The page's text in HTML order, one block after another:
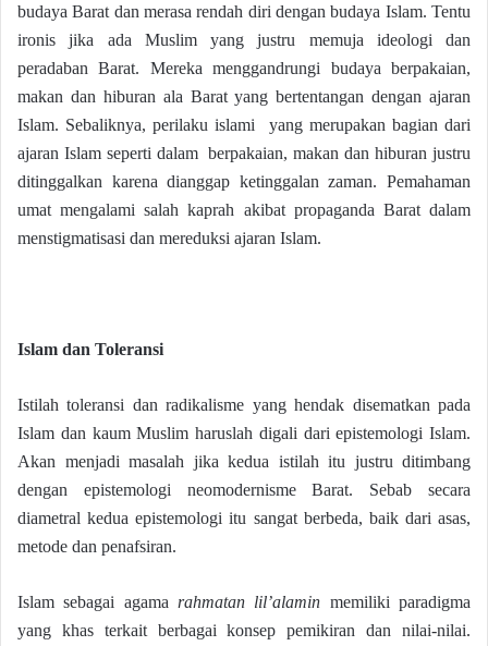
budaya Barat dan merasa rendah diri dengan budaya Islam. Tentu
ironis jika ada Muslim yang justru memuja ideologi dan
peradaban Barat. Mereka menggandrungi budaya berpakaian,
makan dan hiburan ala Barat yang bertentangan dengan ajaran
Islam. Sebaliknya, perilaku islami yang merupakan bagian dari
ajaran Islam seperti dalam berpakaian, makan dan hiburan justru
ditinggalkan karena dianggap ketinggalan zaman. Pemahaman
umat mengalami salah kaprah akibat propaganda Barat dalam
menstigmatisasi dan mereduksi ajaran Islam.
Islam dan Toleransi
Istilah toleransi dan radikalisme yang hendak disematkan pada
Islam dan kaum Muslim haruslah digali dari epistemologi Islam.
Akan menjadi masalah jika kedua istilah itu justru ditimbang
dengan epistemologi neomodernisme Barat. Sebab secara
diametral kedua epistemologi itu sangat berbeda, baik dari asas,
metode dan penafsiran.
Islam sebagai agama rahmatan lil’alamin memiliki paradigma
yang khas terkait berbagai konsep pemikiran dan nilai-nilai.